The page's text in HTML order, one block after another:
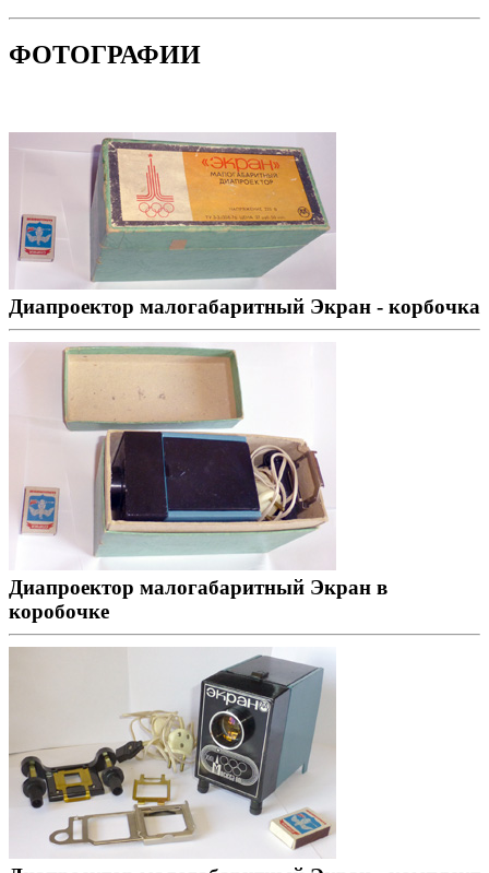
ФОТОГРАФИИ
Диапроектор малогабаритный Экран - корбочка
Диапроектор малогабаритный Экран в
коробочке